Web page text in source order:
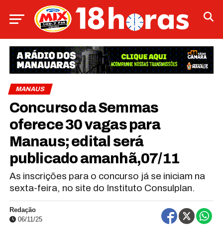
MANAUS
Concurso da Semmas
oferece 30 vagas para
Manaus; edital será
publicado amanhã,07/11
As inscrições para o concurso já se iniciam na
sexta-feira, no site do Instituto Consulplan.
Redação
06/11/25